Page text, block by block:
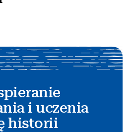
i uczenia
historii